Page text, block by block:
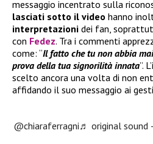
messaggio incentrato sulla
lasciati sotto il video hanno
interpretazioni dei fan,
con Fedez. Tra i commenti
come: “Il fatto che tu non abbia
prova della tua signorilità innata”.
scelto ancora una volta di non
affidando il suo messaggio ai
@chiaraferragni♬ original sound